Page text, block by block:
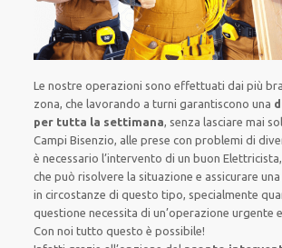
Le nostre operazioni sono effettuati dai più
zona, che lavorando a turni garantiscono una
per tutta la settimana, senza lasciare mai
Campi Bisenzio, alle prese con problemi di
è necessario l’intervento di un buon Elettricista,
che può risolvere la situazione e assicurare
in circostanze di questo tipo, specialmente
questione necessita di un’operazione urgente
Con noi tutto questo è possibile!